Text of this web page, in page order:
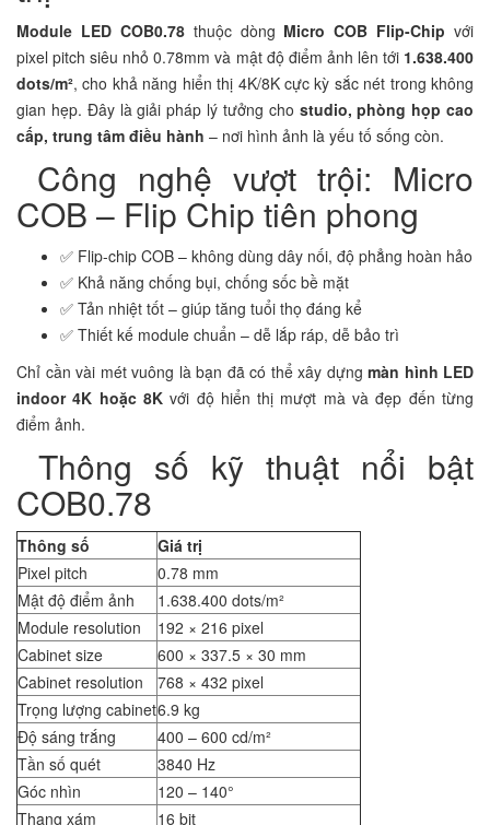
Module LED COB0.78thuộc dòng Micro COB Flip-Chip với
pixel pitch siêu nhỏ 0.78mm và mật độ điểm ảnh lên tới 1.638.400
dots/m², cho khả năng hiển thị 4K/8K cực kỳ sắc nét trong không
gian hẹp. Đây là giải pháp lý tưởng cho studio, phòng họp cao
cấp, trung tâm điều hành – nơi hình ảnh là yếu tố sống còn.
Công nghệ vượt trội: Micro
COB – Flip Chip tiên phong
✅ Flip-chip COB – không dùng dây nối, độ phẳng hoàn hảo
✅ Khả năng chống bụi, chống sốc bề mặt
✅ Tản nhiệt tốt – giúp tăng tuổi thọ đáng kể
✅ Thiết kế module chuẩn – dễ lắp ráp, dễ bảo trì
Chỉ cần vài mét vuông là bạn đã có thể xây dựng màn hình LED
indoor 4K hoặc 8Kvới độ hiển thị mượt mà và đẹp đến từng
điểm ảnh.
Thông số kỹ thuật nổi bật
COB0.78
Thông số
Giá trị
Pixel pitch
0.78 mm
Mật độ điểm ảnh
1.638.400 dots/m²
Module resolution
192 × 216 pixel
Cabinet size
600 × 337.5 × 30 mm
Cabinet resolution
768 × 432 pixel
Trọng lượng cabinet6.9 kg
Độ sáng trắng
400 – 600 cd/m²
Tần số quét
3840 Hz
Góc nhìn
120 – 140°
Thang xám
16 bit